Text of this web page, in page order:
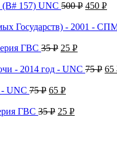
(B# 157) UNC 500Р 450 Р
Государств) - 2001 -
ГВС 35Р 25 Р
- 2014 год - UNC 75Р 65
UNC 75Р 65 Р
ГВС 35Р 25 Р